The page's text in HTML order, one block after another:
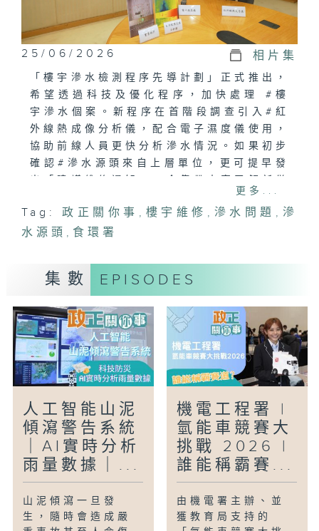
25/06/2026 相片集
「樓宇滲水檢測程序先導計劃」正式推出，
希望透過科技及優化程序，加快處理 #樓
宇滲水個案。新程序在首階段調查引入#紅
外線熱成像分析儀，配合電子濕度儀使用，
協助前線人員更快分析滲水情況。如果初步
確認#滲水源頭來自上層單位，更可提早發
器如何運作，以及新程序如何提升調查效
率。
更多...
Tag: 政正關你事 , 樓宇維修 , 滲水問題 , 滲
水源頭 , 食環署
集數 EPISODES
人工智能山泥
傾瀉警告系統
｜AI實時分析
雨量數據｜...
山泥傾瀉一旦發
生，隨時會造成嚴
機電工程署 |
氫能車競賽大
挑戰 2026 |
誰能稱霸賽...
由機電署主辦、並
獲教育局支持的